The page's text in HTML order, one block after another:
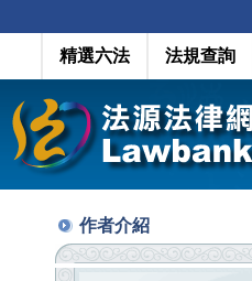
精選六法 法規查詢
作者介紹